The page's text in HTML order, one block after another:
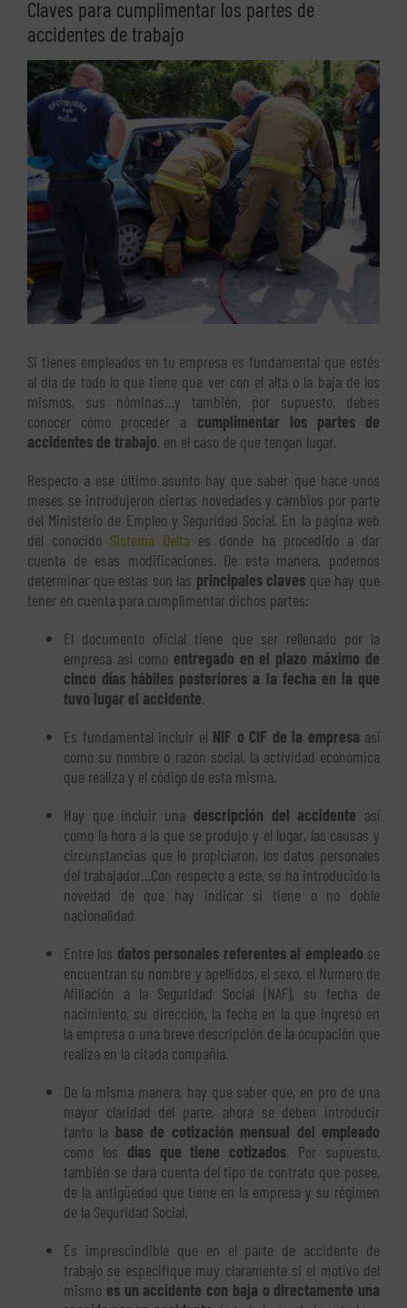
Claves para cumplimentar los partes de
accidentes de trabajo
Ver
imagen
más
grande
Si tienes empleados en tu empresa es fundamental que estés
al día de todo lo que tiene que ver con el alta o la baja de los
mismos, sus nóminas…y también, por supuesto, debes
conocer cómo proceder a cumplimentar los partes de
accidentes de trabajo, en el caso de que tengan lugar.
Respecto a ese último asunto hay que saber que hace unos
meses se introdujeron ciertas novedades y cambios por parte
del Ministerio de Empleo y Seguridad Social. En la página web
del conocido Sistema Delta es donde ha procedido a dar
cuenta de esas modificaciones. De esta manera, podemos
determinar que estas son las principales claves que hay que
tener en cuenta para cumplimentar dichos partes:
El documento oficial tiene que ser rellenado por la
empresa así como entregado en el plazo máximo de
cinco días hábiles posteriores a la fecha en la que
tuvo lugar el accidente.
Es fundamental incluir el NIF o CIF de la empresa así
como su nombre o razón social, la actividad económica
que realiza y el código de esta misma.
Hay que incluir una descripción del accidente así
como la hora a la que se produjo y el lugar, las causas y
circunstancias que lo propiciaron, los datos personales
del trabajador…Con respecto a este, se ha introducido la
novedad de que hay indicar si tiene o no doble
nacionalidad.
Entre los datos personales referentes al empleado se
encuentran su nombre y apellidos, el sexo, el Número de
Afiliación a la Seguridad Social (NAF), su fecha de
nacimiento, su dirección, la fecha en la que ingresó en
la empresa o una breve descripción de la ocupación que
realiza en la citada compañía.
De la misma manera, hay que saber que, en pro de una
mayor claridad del parte, ahora se deben introducir
tanto la base de cotización mensual del empleado
como los días que tiene cotizados. Por supuesto,
también se dará cuenta del tipo de contrato que posee,
de la antigüedad que tiene en la empresa y su régimen
de la Seguridad Social.
Es imprescindible que en el parte de accidente de
trabajo se especifique muy claramente si el motivo del
mismo es un accidente con baja o directamente una